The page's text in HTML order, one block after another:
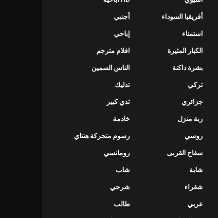
أجنبي أفريقيا السوداء
إباحي استمناء
افلام مترجم الكبار المثيرة
الناس السمين بشرة داكنة
تدليك تركي
ثدي كبير جزائري
خادمة ربة منزل
رسوم متحركة هنتاي روسي
رومانسي سفاح القربى
شاب شابة
شرجي شقراء
طالب عربي